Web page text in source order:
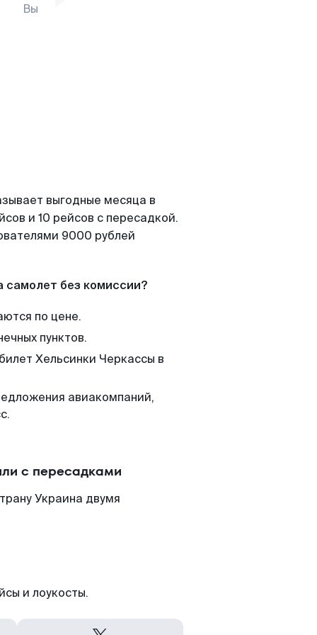
Вы
выгодные месяца в
и 10 рейсов с пересадкой.
9000 рублей
самолет без комиссии?
по цене.
пунктов.
Хельсинки Черкассы в
авиакомпаний,
с пересадками
Украина двумя
и лоукосты.